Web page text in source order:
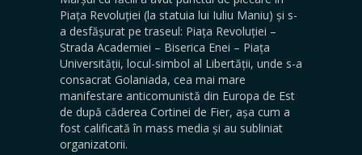
Piața Revoluției (la statuia lui Iuliu Maniu) și s-
a desfășurat pe traseul: Piața Revoluției –
Strada Academiei – Biserica Enei – Piața
Universității, locul-simbol al Libertății, unde s-a
consacrat Golaniada, cea mai mare
manifestare anticomunistă din Europa de Est
de după căderea Cortinei de Fier, așa cum a
fost calificată în mass media și au subliniat
organizatorii.